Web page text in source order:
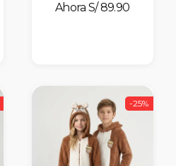
S/ 89.90
-25%